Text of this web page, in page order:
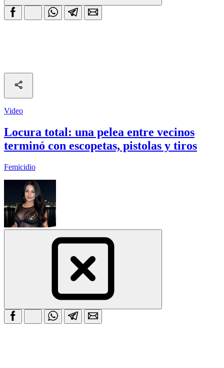
Video
Locura total: una pelea entre vecinos
terminó con escopetas, pistolas y tiros
Femicidio